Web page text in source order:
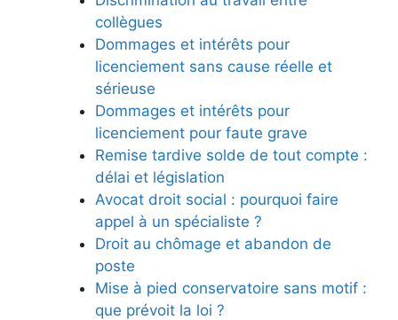
collègues
Dommages et intérêts pour
licenciement sans cause réelle et
sérieuse
Dommages et intérêts pour
licenciement pour faute grave
Remise tardive solde de tout compte :
délai et législation
Avocat droit social : pourquoi faire
appel à un spécialiste ?
Droit au chômage et abandon de
poste
Mise à pied conservatoire sans motif :
que prévoit la loi ?